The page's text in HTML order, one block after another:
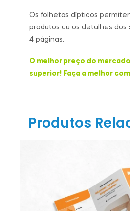
Os folhetos dípticos
produtos ou os detalhes dos
4 páginas.
O melhor preço do
superior! Faça a melhor
Produtos